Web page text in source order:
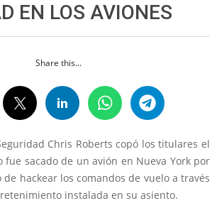
EN LOS AVIONES
Share this...
Chris Roberts copó los titulares el
fue sacado de un avión en Nueva York por
de hackear los comandos de vuelo a través
instalada en su asiento.